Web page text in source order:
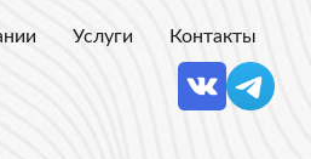
Услуги Контакты